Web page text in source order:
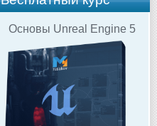
Основы Unreal Engine 5